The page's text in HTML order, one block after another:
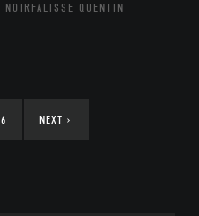
NOIRFALISSE QUENTIN
6 NEXT ›